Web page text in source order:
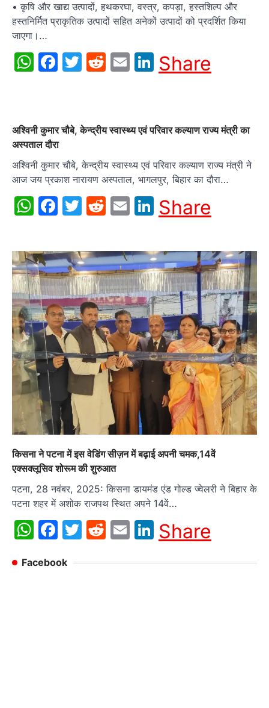
• कृषि और खाद्य उत्पादों, हथकरघा, वस्त्र, कपड़ा, हस्तशिल्प और
हस्तनिर्मित प्राकृतिक उत्पादों सहित अनेकों उत्पादों को प्रदर्शित किया
जाएगा।…
WhatsApp
Facebook
Twitter
Reddit
EmailLinkedIn
Share
अश्विनी कुमार चौबे, केन्‍द्रीय स्‍वास्‍थ्‍य एवं परिवार कल्‍याण राज्‍य मंत्री का
अस्‍पताल दौरा
अश्‍विनी कुमार चौबे, केन्‍द्रीय स्वास्थ्य एवं परिवार कल्याण राज्य मंत्री ने
आज जय प्रकाश नारायण अस्‍पताल, भागलपुर, बिहार का दौरा…
WhatsApp
Facebook
Twitter
Reddit
EmailLinkedIn
Share
किसना ने पटना में इस वेडिंग सीज़न में बढ़ाई अपनी चमक,14वें
एक्सक्लूसिव शोरूम की शुरुआत
पटना, 28 नवंबर, 2025: किसना डायमंड एंड गोल्ड ज्वेलरी ने बिहार के
पटना शहर में अशोक राजपथ स्थित अपने 14वें…
WhatsApp
Facebook
Twitter
Reddit
EmailLinkedIn
Share
Facebook